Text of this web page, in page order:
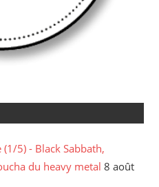
5) - Black Sabbath,
du heavy metal 8 août